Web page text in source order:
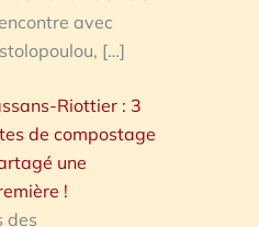
avec
[…]
Riottier : 3
de compostage
une
!
des